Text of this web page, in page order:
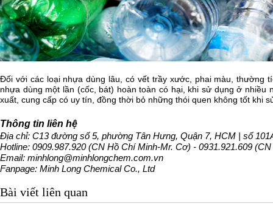
Đối với các loại nhựa dùng lâu, có vết trầy xước, phai màu, thường
nhựa dùng một lần (cốc, bát) hoàn toàn có hại, khi sử dụng ở
xuất, cung cấp có uy tín, đồng thời bỏ những thói quen không tốt khi
Thông tin liên hệ
Địa chỉ: C13 đường số 5, phường Tân Hưng, Quận 7, HCM | số
Hotline: 0909.987.920 (CN Hồ Chí Minh-Mr. Cơ) - 0931.921.609
Email: minhlong@minhlongchem.com.vn
Fanpage: Minh Long Chemical Co., Ltd
Bài viết liên quan